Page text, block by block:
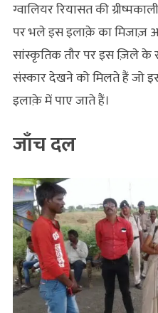
ग्वालियर रियासत की
पर भले इस इलाक़े का मिजाज़
सांस्कृतिक तौर पर इस ज़िले के
संस्कार देखने को मिलते हैं
इलाक़े में पाए जाते हैं।
जाँच दल